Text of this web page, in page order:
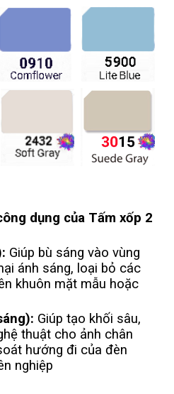
dụng của Tấm xốp 2
Giúp bù sáng vào vùng
ánh sáng, loại bỏ các
khuôn mặt mẫu hoặc
Giúp tạo khối sâu,
thuật cho ảnh chân
hướng đi của đèn
nghiệp